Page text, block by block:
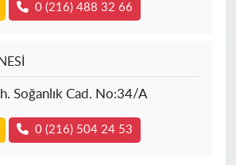
0 (216) 488 32 66
Soğanlık Cad. No:34/A
0 (216) 504 24 53